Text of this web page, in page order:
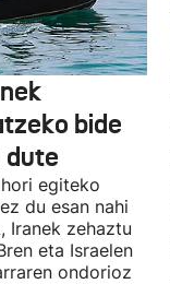
bide
dute
egiteko
du esan nahi
Iranek zehaztu
eta Israelen
ondorioz